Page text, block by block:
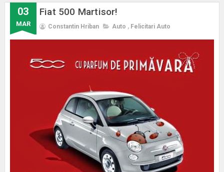
03
MAR
Fiat 500 Martisor!
Constantin Hriban Auto , Felicitari Auto